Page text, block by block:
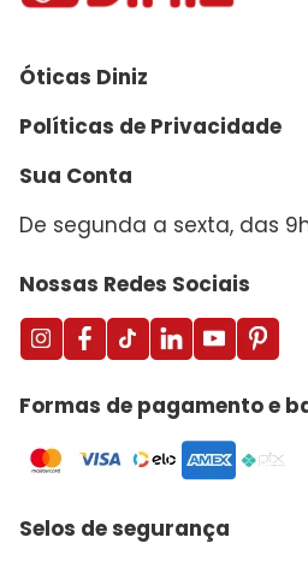
Óticas Diniz
Políticas de Privacidade
Sua Conta
De segunda a sexta, das
Nossas Redes Sociais
Formas de pagamento e
Selos de segurança